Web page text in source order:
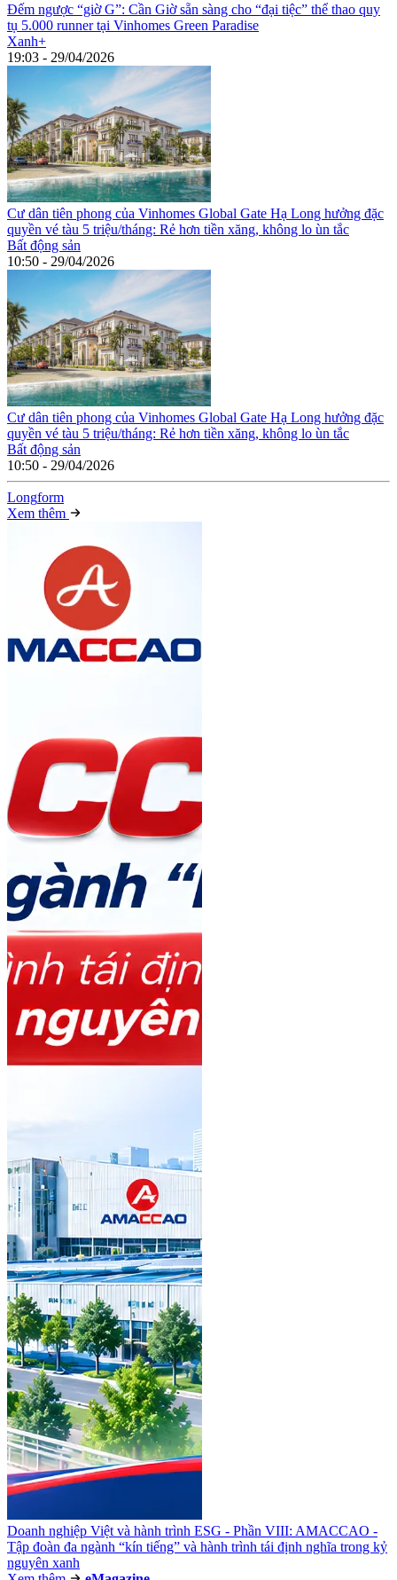
Đếm ngược “giờ G”: Cần Giờ sẵn sàng cho “đại tiệc” thể thao quy
tụ 5.000 runner tại Vinhomes Green Paradise
Xanh+
19:03 - 29/04/2026
Cư dân tiên phong của Vinhomes Global Gate Hạ Long hưởng đặc
quyền vé tàu 5 triệu/tháng: Rẻ hơn tiền xăng, không lo ùn tắc
Bất động sản
10:50 - 29/04/2026
Cư dân tiên phong của Vinhomes Global Gate Hạ Long hưởng đặc
quyền vé tàu 5 triệu/tháng: Rẻ hơn tiền xăng, không lo ùn tắc
Bất động sản
10:50 - 29/04/2026
Longform
Xem thêm
Doanh nghiệp Việt và hành trình ESG - Phần VIII: AMACCAO -
Tập đoàn đa ngành “kín tiếng” và hành trình tái định nghĩa trong kỷ
nguyên xanh